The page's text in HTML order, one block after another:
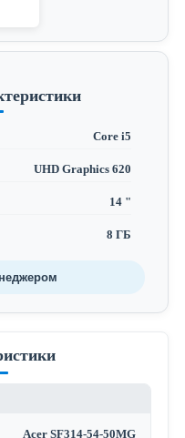
Core i5
UHD Graphics 620
14 "
8 ГБ
Acer SF314-54-50MG